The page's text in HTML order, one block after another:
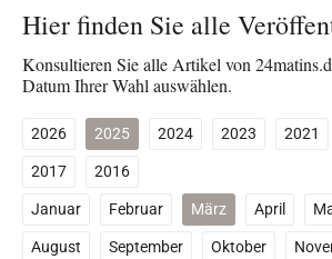
Hier finden Sie alle
Konsultieren Sie alle Artikel von
Datum Ihrer Wahl auswählen.
2026 2025 2024 2023 2021
2017
2016
Januar
Februar März April
August
September Oktober